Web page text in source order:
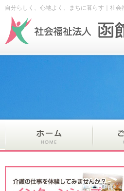
自分らしく、心地よく、まちに暮らす｜社会